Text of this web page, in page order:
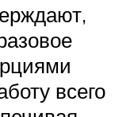
всего